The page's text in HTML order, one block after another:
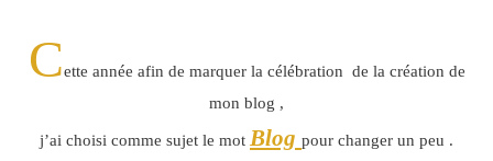
Cette année afin de marquer la célébration de la création de
mon blog ,
j’ai choisi comme sujet le mot Blog pour changer un peu .